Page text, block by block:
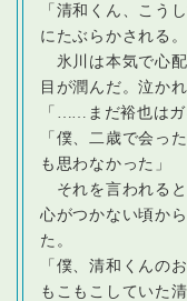
「清和くん、こう
にたぶらかされる。
氷川は本気で心配
目が潤んだ。泣か
「
…まだ裕也はガ
「僕、二歳で会っ
も思わなかった」
それを言われると
心がつかない頃か
た。
「僕、清和くんの
もこもこしていた